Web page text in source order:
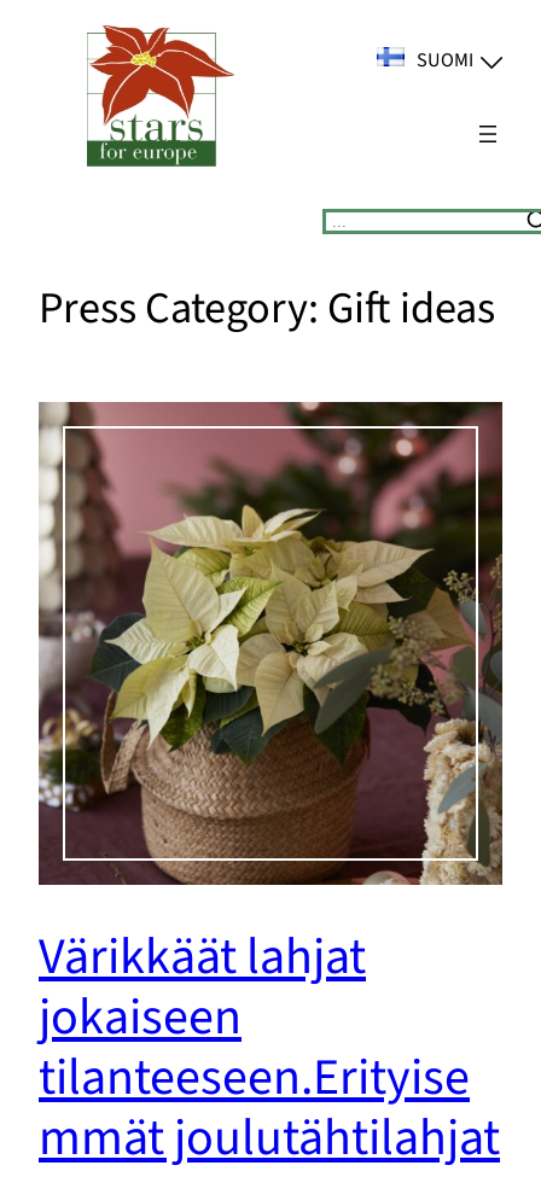
SUOMI
Suchen
Press Category:Gift ideas
Värikkäät lahjat
jokaiseen
tilanteeseen.Erityise
mmät joulutähtilahjat